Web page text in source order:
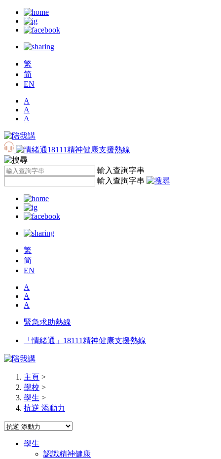
繁
简
EN
A
A
A
輸入查詢字串
輸入查詢字串
繁
简
EN
A
A
A
緊急求助熱線
「情緒通」18111精神健康支援熱線
主頁 >
學校 >
學生 >
抗逆 添動力
學生
認識精神健康